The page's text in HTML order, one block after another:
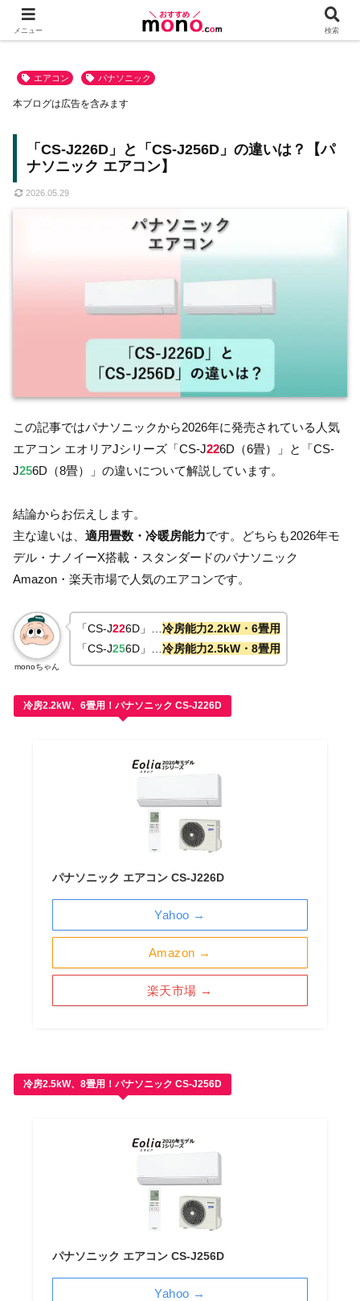
エアコン パナソニック
「CS-J226D」と「CS-J256D」の違いは？【パ
ナソニック エアコン】
2026.05.29
本ブログは広告を含みます
この記事ではパナソニックから2026年に発売されている人気
エアコン エオリアJシリーズ「CS-J226D（6畳）」と「CS-
J256D（8畳）」の違いについて解説しています。
結論からお伝えします。
主な違いは、 適用畳数・冷暖房能力です。どちらも2026年モ
デル・ナノイーX搭載・スタンダードのパナソニック
Amazon・楽天市場で人気のエアコンです。
monoちゃん
「CS-J226D」… 冷房能力2.2kW・6畳用
「CS-J256D」… 冷房能力2.5kW・8畳用
冷房2.2kW、6畳用！パナソニック CS-J226D
パナソニック エアコン CS-J226D
Amazon →
楽天市場 →
Yahoo →
冷房2.5kW、8畳用！パナソニック CS-J256D
パナソニック エアコン CS-J256D
Yahoo →
メニュー 検索